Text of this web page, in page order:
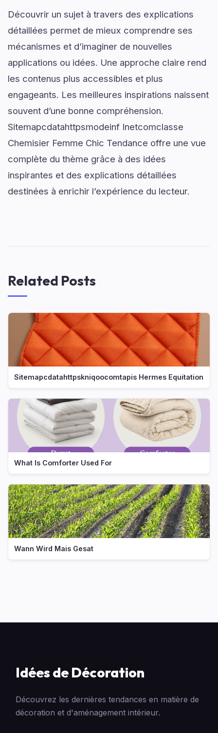
Découvrir un sujet à travers des explications
détaillées permet de mieux comprendre ses
mécanismes et d’imaginer de nouvelles
applications ou idées. Une approche claire rend
les contenus plus accessibles et plus
engageants. Les meilleures inspirations naissent
souvent d’une bonne compréhension.
Sitemapcdatahttpsmodeinf Inetcomclasse
Chemisier Femme Chic Tendance offre une vue
complète du thème grâce à des idées
inspirantes et des explications détaillées
destinées à enrichir l’expérience du lecteur.
Related Posts
Sitemapcdatahttpskniqoocomtapis Hermes Equitation
What Is Comforter Used For
Wann Wird Mais Gesat
Idées de Décoration
Découvrez les dernières tendances en matière de
décoration et d'aménagement intérieur.